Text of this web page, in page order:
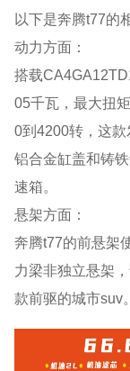
以下是奔腾t77的
动力方面：
搭载
05千瓦，最大扭
0到4200转，这
铝合金缸盖和铸
速箱。
悬架方面：
奔腾t77的前悬架
力梁非独立悬架
款前驱的城市suv。